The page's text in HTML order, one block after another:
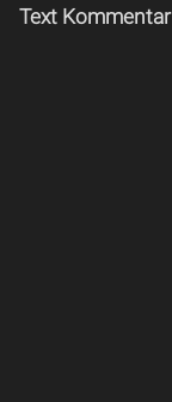
Text Kommentar